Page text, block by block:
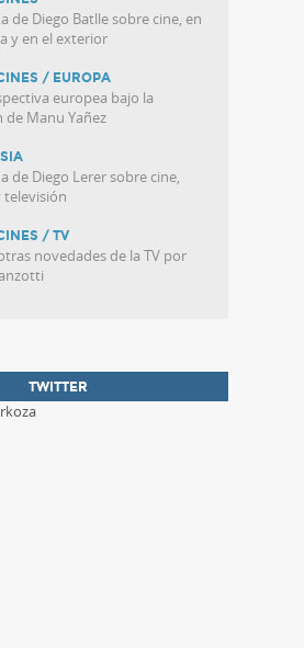
de Diego Batlle sobre cine, en
y en el exterior
/ EUROPA
europea bajo la
de Manu Yañez
de Diego Lerer sobre cine,
televisión
/ TV
novedades de la TV por
TWITTER